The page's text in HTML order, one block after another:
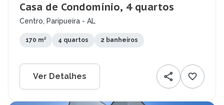
Casa de Condomínio, 4 quartos
Centro, Paripueira - AL
170 m² 4 quartos 2 banheiros
Ver Detalhes